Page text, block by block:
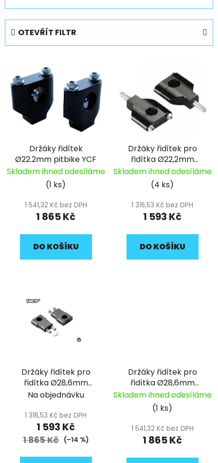
z
e
n
o
d
OTEVŘÍT FILTR
p
u
Držáky řidítek
Ø22.2mm pitbike YCF
Skladem ihned odesíláme
(1 ks)
1 541,32 Kč bez DPH
1 865 Kč
DO KOŠÍKU
Držáky řidítek pro
řidítka Ø22,2mm
pitbike YCF
Skladem ihned odesíláme
(4 ks)
1 316,53 Kč bez DPH
1 593 Kč
DO KOŠÍKU
Držáky řidítek pro
řidítka Ø28,6mm
(V55mm) pitbike YCF
Na objednávku
1 316,53 Kč bez DPH
1 593 Kč
1 865 Kč (–14 %)
Držáky řidítek pro
řidítka Ø28,6mm
pitbike YCF
Skladem ihned odesíláme
(1 ks)
1 541,32 Kč bez DPH
1 865 Kč